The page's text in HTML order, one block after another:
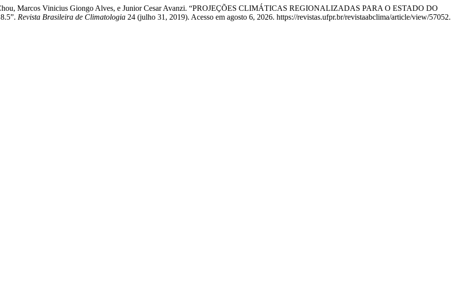
Marcos Vinicius Giongo Alves, e Junior Cesar Avanzi. “PROJEÇÕES CLIMÁTICAS REGIONALIZADAS PARA O ESTADO DO
Revista Brasileira de Climatologia 24 (julho 31, 2019). Acesso em agosto 6, 2026. https://revistas.ufpr.br/revistaabclima/article/view/57052.